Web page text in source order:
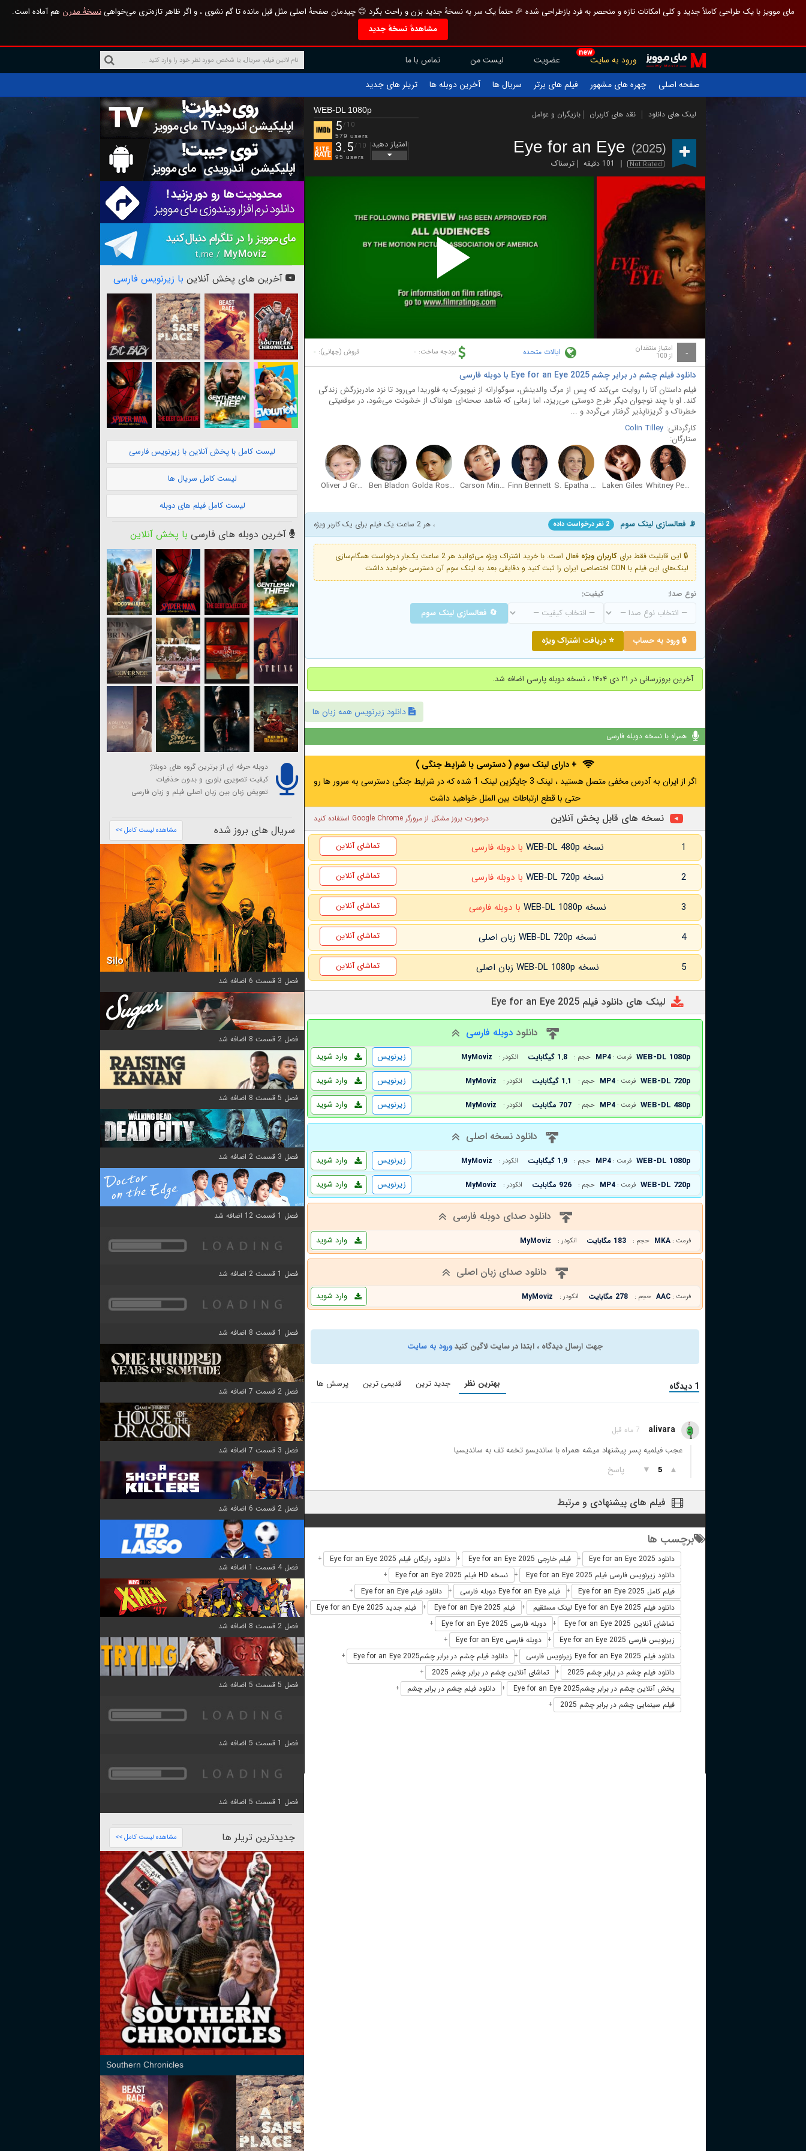
مای موویز با یک طراحی کاملاً جدید و کلی امکانات تازه و منحصر به فرد بازطراحی شده 🎉 حتماً یک سر به نسخهٔ جدید بزن و راحت بگرد 😊 چیدمان صفحهٔ اصلی مثل قبل مانده تا گم نشوی ، و اگر ظاهر تازه‌تری می‌خواهینسخهٔ مدرن هم آماده است.
مشاهدهٔ نسخهٔ جدید
new
ورود به سایت عضویت لیست من
تماس با ما
صفحه اصلی
چهره های مشهور فیلم های برتر سریال ها آخرین دوبله ها تریلر های جدید
لینک های دانلود نقد های کاربران بازیگران و عوامل
Eye for an Eye (2025)
Not Rated 101 دقیقه ترسناک
WEB-DL 1080p
5/10
579 users
3.5/10
95 users
امتیاز دهید
Play
Video
- امتیاز منتقدان
از 100 ایالات متحده بودجه ساخت: - فروش (جهانی): -
دانلود فیلم چشم در برابر چشم Eye for an Eye 2025 با دوبله فارسی
فیلم داستان آنا را روایت می‌کند که پس از مرگ والدینش، سوگوارانه از نیویورک به فلوریدا می‌رود تا نزد مادربزرگش زندگی
کند. او با چند نوجوان دیگر طرح دوستی می‌ریزد، اما زمانی که شاهد صحنه‌ای هولناک از خشونت می‌شود، در موقعیتی
خطرناک و گریزناپذیر گرفتار می‌گردد و ...
کارگردانی: Colin Tilley
ستارگان:
Whitney Peak
Laken Giles
S. Epatha Merkerson
Finn Bennett
Carson Minniear
Golda Rosheuvel
Ben Bladon
Oliver J Green
📡 فعالسازی لینک سوم 2 نفر درخواست داده ، هر 2 ساعت یک فیلم برای یک کاربر ویژه
🔒 این قابلیت فقط برای کاربران ویژه
فعال است. با خرید اشتراک ویژه می‌توانید هر 2 ساعت یک‌بار درخواست همگام‌سازی
لینک‌های این فیلم با CDN اختصاصی ایران را ثبت کنید و دقایقی بعد به لینک سوم آن دسترسی خواهید داشت
نوع صدا: کیفیت:
🔄 فعالسازی لینک سوم
🔒 ورود به حساب ⭐ دریافت اشتراک ویژه
آخرین بروزرسانی در ۲۱ دی ۱۴۰۴ ، نسخه دوبله پارسی اضافه شد.
دانلود زیرنویس همه زبان ها
همراه با نسخه دوبله فارسی
+ دارای لینک سوم ( دسترسی با شرایط جنگی )
اگر از ایران به آدرس مخفی متصل هستید ، لینک 3 جایگزین لینک 1 شده که در شرایط جنگی دسترسی به سرور ها رو
حتی با قطع ارتباطات بین الملل خواهید داشت
نسخه های قابل پخش آنلاین درصورت بروز مشکل از مرورگر Google Chrome استفاده کنید
1 نسخه WEB-DL 480p با دوبله فارسی تماشای آنلاین
2 نسخه WEB-DL 720p با دوبله فارسی تماشای آنلاین
3 نسخه WEB-DL 1080p با دوبله فارسی تماشای آنلاین
4 نسخه WEB-DL 720p زبان اصلی تماشای آنلاین
5 نسخه WEB-DL 1080p زبان اصلی تماشای آنلاین
لینک های دانلود فیلم Eye for an Eye 2025
دانلود دوبله فارسی
WEB-DL 1080p فرمت : MP4 حجم : 1.8 گیگابایت انکودر : MyMoviz وارد شوید
زیرنویس
WEB-DL 720p فرمت : MP4 حجم : 1.1 گیگابایت انکودر : MyMoviz وارد شوید
زیرنویس
WEB-DL 480p فرمت : MP4 حجم : 707 مگابایت انکودر : MyMoviz وارد شوید زیرنویس
دانلود نسخه اصلی
WEB-DL 1080p فرمت : MP4 حجم : 1.9 گیگابایت انکودر : MyMoviz وارد شوید
زیرنویس
WEB-DL 720p فرمت : MP4 حجم : 926 مگابایت انکودر : MyMoviz وارد شوید زیرنویس
دانلود صدای دوبله فارسی
فرمت : MKA حجم : 183 مگابایت انکودر : MyMoviz وارد شوید
دانلود صدای زبان اصلی
فرمت : AAC حجم : 278 مگابایت انکودر : MyMoviz وارد شوید
جهت ارسال دیدگاه ، ابتدا در سایت لاگین کنیدورود به سایت
1 دیدگاه بهترین نظر جدید ترین قدیمی ترین پرسش ها
alivara 7 ماه قبل
عجب فیلمیه پسر پیشنهاد میشه همراه با ساندیسو تخمه تف به ساندیسیا
▲
5
▼ پاسخ
فیلم های پیشنهادی و مرتبط
برچسب ها
دانلود Eye for an Eye 2025 + فیلم خارجی Eye for an Eye 2025 + دانلود رایگان فیلم Eye for an Eye 2025 +
دانلود زیرنویس فارسی فیلم Eye for an Eye 2025 + نسخه HD فیلم Eye for an Eye 2025 +
فیلم کامل Eye for an Eye 2025 + فیلم Eye for an Eye دوبله فارسی + دانلود فیلم Eye for an Eye +
دانلود فیلم Eye for an Eye 2025 لینک مستقیم + فیلم Eye for an Eye 2025 + فیلم جدید Eye for an Eye 2025 +
تماشای آنلاین Eye for an Eye 2025 + دوبله فارسی Eye for an Eye 2025 +
زیرنویس فارسی Eye for an Eye 2025 + دوبله فارسی Eye for an Eye +
دانلود فیلم Eye for an Eye 2025 زیرنویس فارسی + دانلود فیلم چشم در برابر چشمEye for an Eye 2025 +
دانلود فیلم چشم در برابر چشم 2025 + تماشای آنلاین چشم در برابر چشم 2025 +
پخش آنلاین چشم در برابر چشمEye for an Eye 2025 + دانلود فیلم چشم در برابر چشم +
فیلم سینمایی چشم در برابر چشم 2025 +
آخرین های پخش آنلاین با زیرنویس فارسی
لیست کامل با پخش آنلاین با زیرنویس فارسی
لیست کامل سریال ها
لیست کامل فیلم های دوبله
آخرین دوبله های فارسی با پخش آنلاین
دوبله حرفه ای از برترین گروه های دوبلاژ
کیفیت تصویری بلوری و بدون حذفیات
تعویض زبان بین زبان اصلی فیلم و زبان فارسی
سریال های بروز شده مشاهده لیست کامل >>
Silo
فصل 3 قسمت 6 اضافه شد
فصل 2 قسمت 8 اضافه شد
فصل 5 قسمت 8 اضافه شد
فصل 3 قسمت 2 اضافه شد
فصل 1 قسمت 12 اضافه شد
فصل 1 قسمت 2 اضافه شد
فصل 1 قسمت 8 اضافه شد
فصل 2 قسمت 7 اضافه شد
فصل 3 قسمت 7 اضافه شد
فصل 2 قسمت 6 اضافه شد
فصل 4 قسمت 1 اضافه شد
فصل 2 قسمت 8 اضافه شد
فصل 5 قسمت 5 اضافه شد
فصل 1 قسمت 5 اضافه شد
فصل 1 قسمت 5 اضافه شد
جدیدترین تریلر ها مشاهده لیست کامل >>
Southern Chronicles